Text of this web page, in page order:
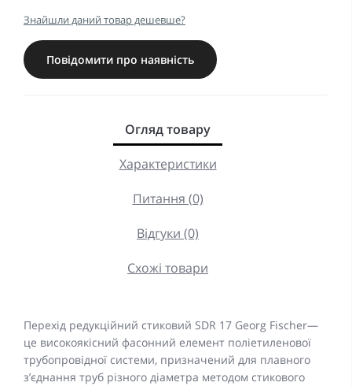
Знайшли даний товар дешевше?
Повідомити про наявність
Огляд товару
Характеристики
Питання (0)
Відгуки (0)
Схожі товари
Перехід редукційний стиковий SDR 17 Georg Fischer—
це високоякісний фасонний елемент поліетиленової
трубопровідної системи, призначений для плавного
з’єднання труб різного діаметра методом стикового